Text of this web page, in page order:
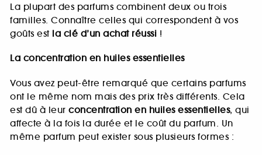
La plupart des parfums combinent deux ou trois
familles. Connaître celles qui correspondent à vos
goûts est la clé d’un achat réussi !
La concentration en huiles essentielles
Vous avez peut-être remarqué que certains parfums
ont le même nom mais des prix très différents. Cela
est dû à leur concentration en huiles essentielles, qui
affecte à la fois la durée et le coût du parfum. Un
même parfum peut exister sous plusieurs formes :